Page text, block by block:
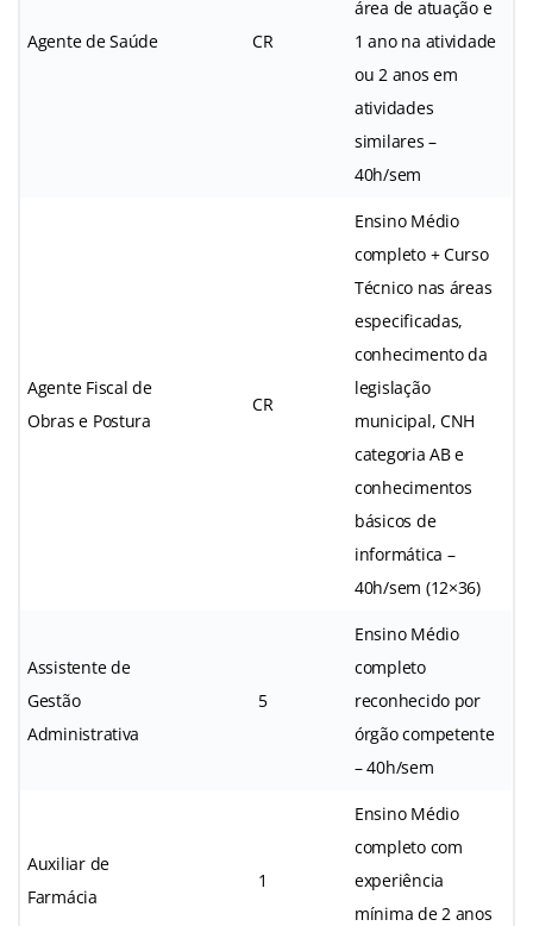
Agente de Saúde CR
área de atuação e
1 ano na atividade
ou 2 anos em
atividades
similares –
40h/sem
Agente Fiscal de
Obras e Postura
CR
Ensino Médio
completo + Curso
Técnico nas áreas
especificadas,
conhecimento da
legislação
municipal, CNH
categoria AB e
conhecimentos
básicos de
informática –
40h/sem (12×36)
Assistente de
Gestão
Administrativa
5
Ensino Médio
completo
reconhecido por
órgão competente
– 40h/sem
Auxiliar de
Farmácia
1
Ensino Médio
completo com
experiência
mínima de 2 anos